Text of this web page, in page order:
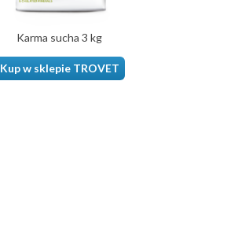
Karma sucha 3 kg
Kup w sklepie TROVET